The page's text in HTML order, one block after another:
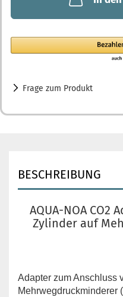
Frage zum Produkt
BESCHREIBUNG
AQUA-NOA CO2
Zylinder auf
Adapter zum Anschluss
Mehrwegdruckminderer